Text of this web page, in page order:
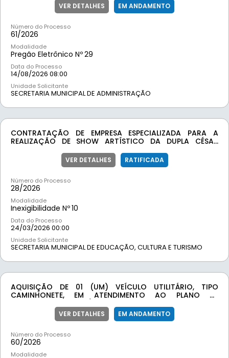
VER DETALHES EM ANDAMENTO
Número do Processo
61/2026
Modalidade
Pregão Eletrônico Nº29
Data do Processo
14/08/2026 08:00
Unidade Solicitante
SECRETARIA MUNICIPAL DE ADMINISTRAÇÃO
CONTRATAÇÃO DE EMPRESA ESPECIALIZADA PARA A
REALIZAÇÃO DE SHOW ARTÍSTICO DA DUPLA CÉSAR
SETEMBRO DE 2026, DURANTE O RODEIO DO MUNICÍPIO
DE MOEDA/MG
VER DETALHES RATIFICADA
Número do Processo
28/2026
Modalidade
Inexigibilidade Nº10
Data do Processo
24/03/2026 00:00
Unidade Solicitante
SECRETARIA MUNICIPAL DE EDUCAÇÃO, CULTURA E TURISMO
AQUISIÇÃO DE 01 (UM) VEÍCULO UTILITÁRIO, TIPO
CAMINHONETE, EM ATENDIMENTO AO PLANO DE
PARA A SECRETARIA MUNICIPAL DE AGRICULTURA E MEIO
AMBIENTE DE MOEDA/MG.
VER DETALHES EM ANDAMENTO
Número do Processo
60/2026
Modalidade